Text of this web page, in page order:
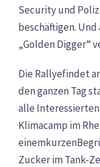
Security und
beschäftigen. Und
„Golden Digger“
Die Rallyefindet
den ganzen Tag
alle
Klimacamp im
Zucker im Tank-